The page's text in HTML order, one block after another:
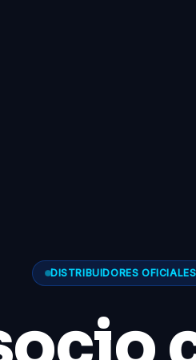
DISTRIBUIDORES